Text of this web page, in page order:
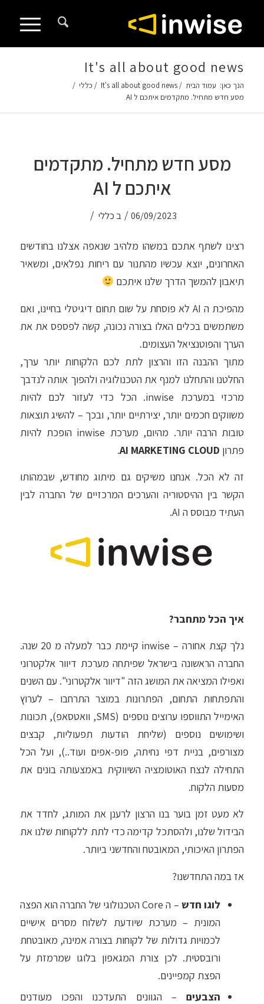
It's all about good news
הנך כאן: עמוד הבית /
It's all about good news
/ כללי /
מסע חדש מתחיל. מתקדמים איתכם ל AI
מסע חדש מתחיל. מתקדמים
איתכם ל AI
06/09/2023
/ ב כללי /
רצינו לשתף אתכם במשהו מלהיב שנאפה אצלנו בחודשים
האחרונים, יוצא עכשיו מהתנור עם ריחות נפלאים, ומשאיר
תיאבון להמשך הדרך שלנו איתכם
מהפיכת ה AI לא פוסחת על שום תחום דיגיטלי בחיינו, ואם
משתמשים בכלים האלו בצורה נכונה, קשה לפספס את את
הערך והפוטנציאל העצומים.
מתוך ההבנה הזו והרצון לתת לכם הלקוחות יותר ערך,
החלטנו והתחלנו למנף את הטכנולוגיה ולהפוך אותה לנדבך
מרכזי במערכת inwise. הכל כדי לעזור לכם להיות
משווקים חכמים יותר, יצירתיים יותר, ובכך – להשיג תוצאות
טובות הרבה יותר. מהיום, מערכת inwise הופכת להיות
פתרון AI MARKETING CLOUD
.
זה לא הכל. אנחנו משיקים גם מיתוג מחודש, שבמהותו
הקשר בין ההיסטוריה והערכים המרכזיים של החברה לבין
העתיד מבוסס ה AI.
איך הכל מתחבר?
נלך קצת אחורה – inwise קיימת כבר למעלה מ 20 שנה.
החברה הראשונה בישראל שפיתחה מערכת דיוור אלקטרוני
ואפילו המציאה את המושג הזה "דיוור אלקטרוני". עם השנים
והתפתחות התחום, הפתרונות במוצר התרחבו – לערוץ
האימייל התווספו ערוצים נוספים (SMS, וואטסאפ), תכונות
ושימושים נוספים (שליחת הודעות תפעוליות, קבצים
מצורפים, בניית דפי נחיתה, פופ-אפים ועוד..), ועל הכל
התחילה לנצח האוטומציה השיווקית באמצעותה בונים את
מסעות הלקוח.
לא מעט זמן בוער בנו הרצון לרענן את המותג, לחדד את
הבידול שלנו, ולהסתכל קדימה כדי לתת ללקוחות שלנו את
הפתרון האיכותי, המאובטח והחדשני ביותר.
אז במה התחדשנו?
לוגו חדש
– ה Core הטכנולוגי של החברה הוא הפצה
המונית – מערכת שיודעת לשלוח מסרים אישיים
לכמויות גדולות של לקוחות בצורה אמינה, מאובטחת
ורובסטית. לכן צורת המגאפון בלוגו שמרמזת על
הפצת קמפיינים.
הצבעים– הגוונים התעדכנו והפכו מעודנים